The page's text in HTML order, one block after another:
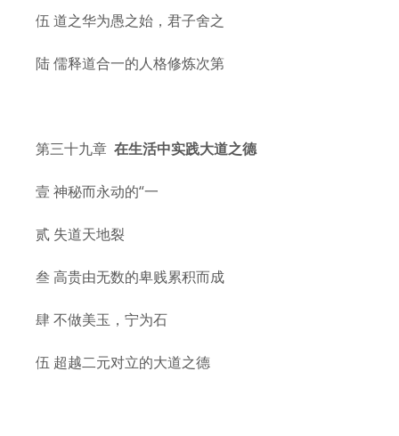
伍 道之华为愚之始，君子舍之
陆 儒释道合一的人格修炼次第
第三十九章 在生活中实践大道之德
壹 神秘而永动的“一
贰 失道天地裂
叁 高贵由无数的卑贱累积而成
肆 不做美玉，宁为石
伍 超越二元对立的大道之德